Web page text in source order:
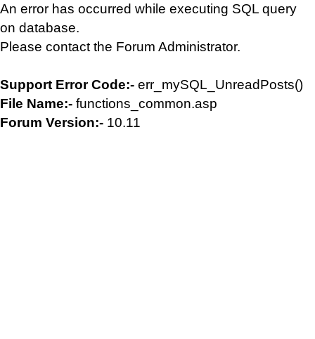
An error has occurred while executing SQL query
on database.
Please contact the Forum Administrator.
Support Error Code:- err_mySQL_UnreadPosts()
File Name:- functions_common.asp
Forum Version:- 10.11